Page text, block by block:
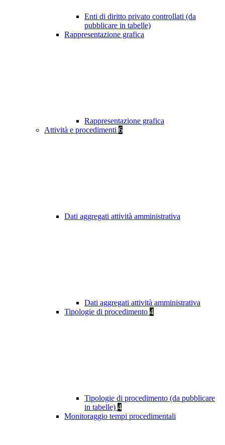
Enti di diritto privato controllati (da
pubblicare in tabelle)
Rappresentazione grafica
Rappresentazione grafica
Attività e procedimenti 6
Dati aggregati attività amministrativa
Dati aggregati attività amministrativa
Tipologie di procedimento 4
Tipologie di procedimento (da pubblicare
in tabelle) 4
Monitoraggio tempi procedimentali